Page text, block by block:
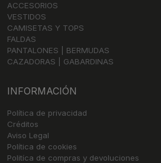
ACCESORIOS
VESTIDOS
CAMISETAS Y TOPS
FALDAS
PANTALONES | BERMUDAS
CAZADORAS | GABARDINAS
INFORMACIÓN
Política de privacidad
Créditos
Aviso Legal
Política de cookies
Politíca de compras y devoluciones